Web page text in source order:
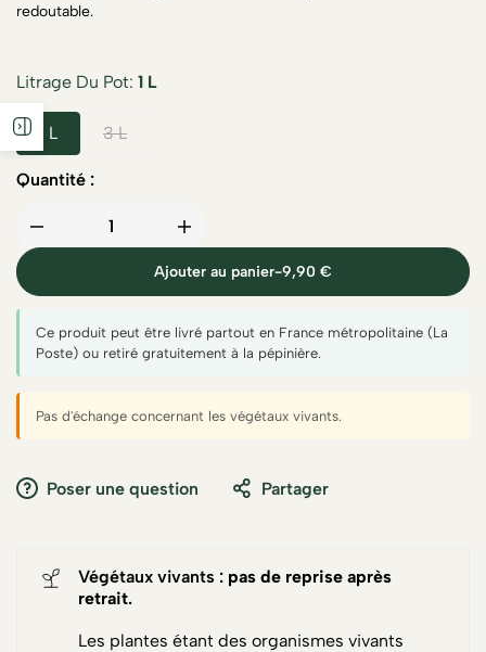
redoutable.
Litrage Du Pot 1 L
1 L 3 L
Quantité :
Ajouter au panier-9,90 €
Ce produit peut être livré partout en France métropolitaine (La
Poste) ou retiré gratuitement à la pépinière.
Pas d'échange concernant les végétaux vivants.
Poser une question Partager
Végétaux vivants : pas de reprise après
retrait.
Les plantes étant des organismes vivants